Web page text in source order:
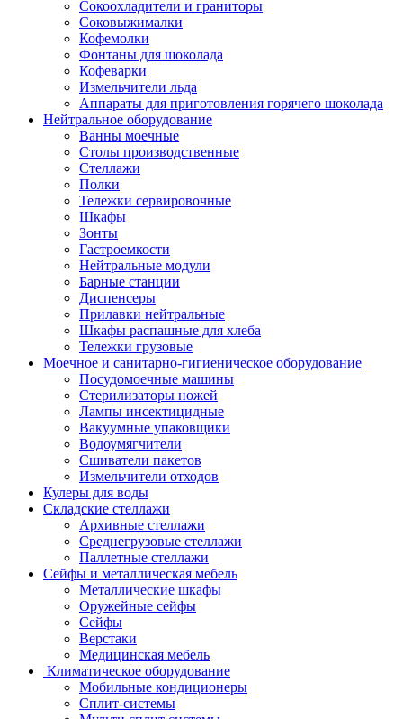
Сокоохладители и граниторы
Соковыжималки
Кофемолки
Фонтаны для шоколада
Кофеварки
Измельчители льда
Аппараты для приготовления горячего шоколада
Нейтральное оборудование
Ванны моечные
Столы производственные
Стеллажи
Полки
Тележки сервировочные
Шкафы
Зонты
Гастроемкости
Нейтральные модули
Барные станции
Диспенсеры
Прилавки нейтральные
Шкафы распашные для хлеба
Тележки грузовые
Моечное и санитарно-гигиеническое оборудование
Посудомоечные машины
Стерилизаторы ножей
Лампы инсектицидные
Вакуумные упаковщики
Водоумягчители
Сшиватели пакетов
Измельчители отходов
Кулеры для воды
Складские стеллажи
Архивные стеллажи
Среднегрузовые стеллажи
Паллетные стеллажи
Сейфы и металлическая мебель
Металлические шкафы
Оружейные сейфы
Сейфы
Верстаки
Медицинская мебель
Климатическое оборудование
Мобильные кондиционеры
Сплит-системы